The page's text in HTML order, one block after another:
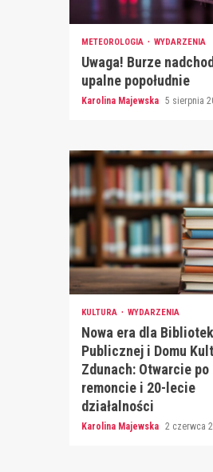
METEOROLOGIA WYDARZENIA
Uwaga! Burze
upalne popołudnie
Karolina Majewska 5 sierpnia
KULTURA WYDARZENIA
Nowa era dla
Publicznej i Domu
Zdunach: Otwarcie po
remoncie i 20-lecie
działalności
Karolina Majewska 2 czerwca